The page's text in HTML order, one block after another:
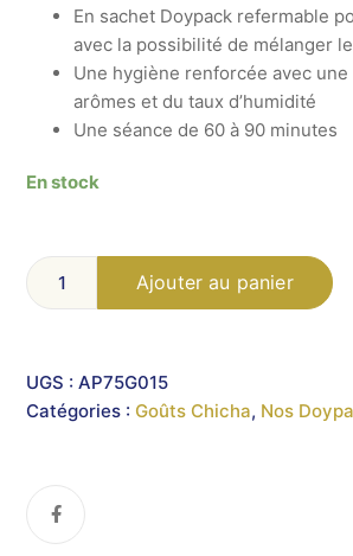
En sachet Doypack refermable
avec la possibilité de mélanger
Une hygiène renforcée avec une
arômes et du taux d’humidité
Une séance de 60 à 90 minutes
En stock
Ajouter au panier
UGS : AP75G015
Catégories : Goûts Chicha, Nos